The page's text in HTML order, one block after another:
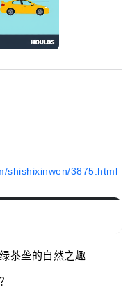
shishixinwen/3875.html
茶垄的自然之趣